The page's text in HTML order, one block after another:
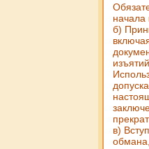
начала
б)
в)